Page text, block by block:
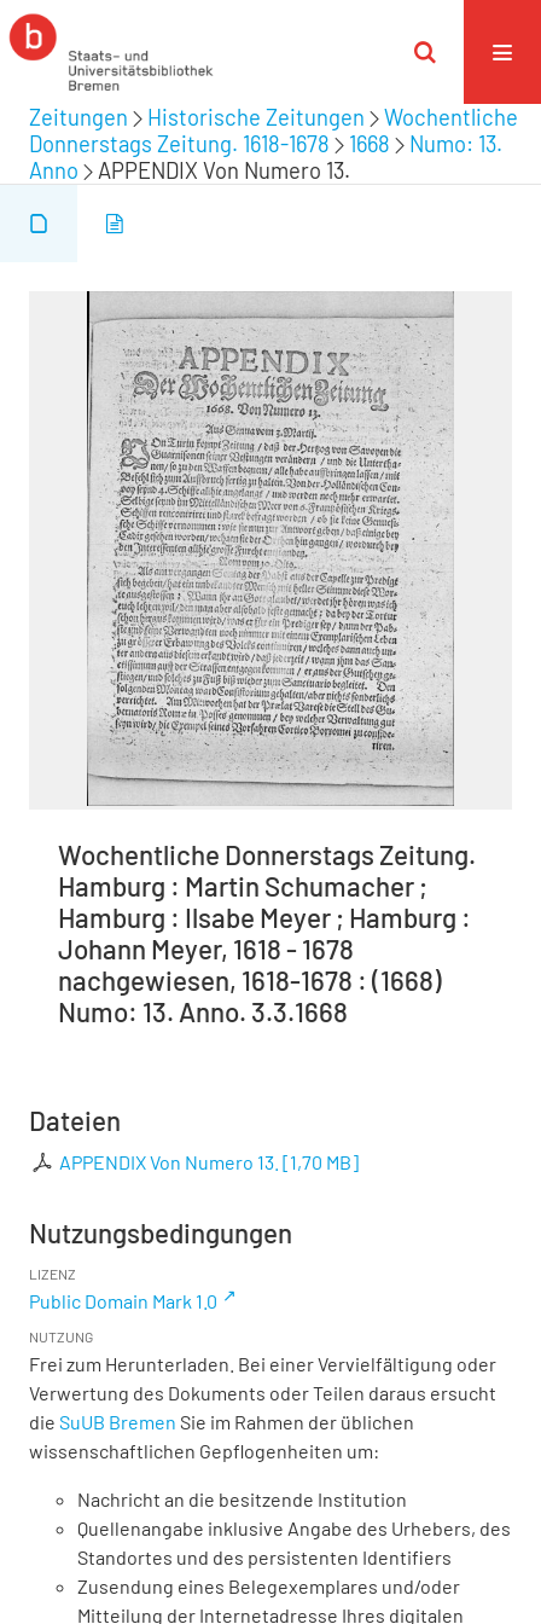
Zeitungen Historische Zeitungen
Wochentliche
Donnerstags Zeitung. 1618-1678
1668
Numo: 13.
Anno
APPENDIX Von Numero 13.
Wochentliche Donnerstags Zeitung.
Hamburg : Martin Schumacher ;
Hamburg : Ilsabe Meyer ; Hamburg :
Johann Meyer, 1618 - 1678
nachgewiesen, 1618-1678 : (1668)
Numo: 13. Anno. 3.3.1668
Dateien
APPENDIX Von Numero 13. [1,70 MB]
Nutzungsbedingungen
LIZENZ
Public Domain Mark 1.0
NUTZUNG
Frei zum Herunterladen. Bei einer Vervielfältigung oder
Verwertung des Dokuments oder Teilen daraus ersucht
die SuUB Bremen Sie im Rahmen der üblichen
wissenschaftlichen Gepflogenheiten um:
Nachricht an die besitzende Institution
Quellenangabe inklusive Angabe des Urhebers, des
Standortes und des persistenten Identifiers
Zusendung eines Belegexemplares und/oder
Mitteilung der Internetadresse Ihres digitalen